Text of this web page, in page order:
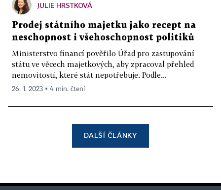
JULIE HRSTKOVÁ
Prodej státního majetku jako recept na
neschopnost i všehoschopnost politiků
Ministerstvo financí pověřilo Úřad pro zastupování
státu ve věcech majetkových, aby zpracoval přehled
nemovitostí, které stát nepotřebuje. Podle...
26. 1. 2023 ▪ 4 min. čtení
DALŠÍ ČLÁNKY